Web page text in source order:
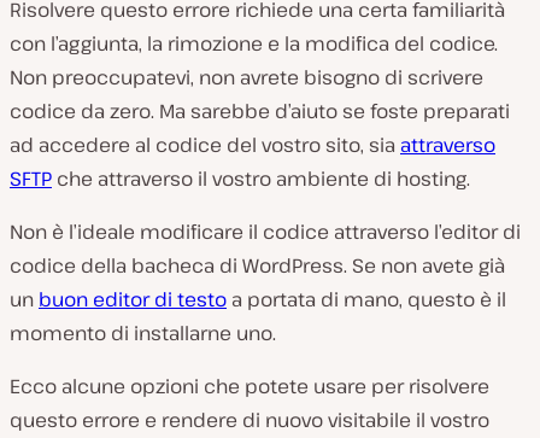
Risolvere questo errore richiede una certa familiarità
con l’aggiunta, la rimozione e la modifica del codice.
Non preoccupatevi, non avrete bisogno di scrivere
codice da zero. Ma sarebbe d’aiuto se foste preparati
ad accedere al codice del vostro sito, sia attraverso
SFTP che attraverso il vostro ambiente di hosting.
Non è l’ideale modificare il codice attraverso l’editor di
codice della bacheca di WordPress. Se non avete già
un buon editor di testo a portata di mano, questo è il
momento di installarne uno.
Ecco alcune opzioni che potete usare per risolvere
questo errore e rendere di nuovo visitabile il vostro